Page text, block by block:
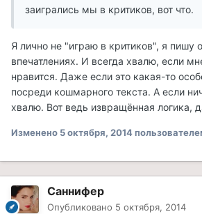
заигрались мы в критиков, вот что.
Я лично не "играю в критиков", я пишу
впечатлениях. И всегда хвалю, если
нравится. Даже если это какая-то
посреди кошмарного текста. А если
хвалю. Вот ведь извращённая логика,
Изменено 5 октября, 2014
Саннифер
Опубликовано 5 октября, 2014